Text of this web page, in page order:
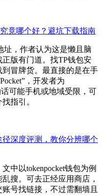
竟哪个好？避坑下载指南
址，作者认为这是懒且脑
版有门道。找TP钱包安
冒牌货。最直接的是在手
，开发者为
话可能手机或地域受限，可
指引。
径深度评测，教你分辨哪个
中以tokenpocket钱包为例
搜。可去正经应用商店，
号找链接，不过需翻墙且